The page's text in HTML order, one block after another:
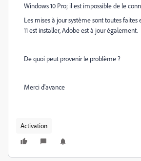
Windows 10 Pro; il est impossible de le
Les mises à jour système sont toutes faites
11 est installer, Adobe est à jour également.
De quoi peut provenir le problème ?
Merci d'avance
Activation